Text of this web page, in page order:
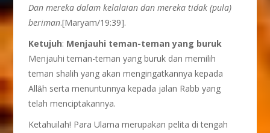
Dan mereka dalam kelalaian dan mereka tidak (pula)
beriman.[Maryam/19:39].
Ketujuh: Menjauhi teman-teman yang buruk
Menjauhi teman-teman yang buruk dan memilih
teman shalih yang akan mengingatkannya kepada
Allȃh serta menuntunnya kepada jalan Rabb yang
telah menciptakannya.
Ketahuilah! Para Ulama merupakan pelita di tengah